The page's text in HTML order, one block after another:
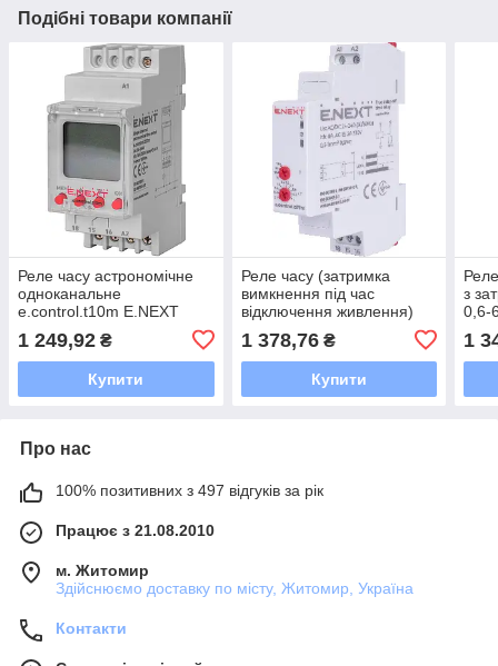
Подібні товари компанії
Реле часу астрономічне
одноканальне
e.control.t10m E.NEXT
1 249,92 ₴
Купити
Реле часу (затримка
вимкнення під час
відключення живлення)
1 378,76₴
Купити
з
0,6-
1
Про нас
100% позитивних з 497 відгуків за рік
Працює з 21.08.2010
м. Житомир
Здійснюємо доставку по місту, Житомир, Україна
Контакти